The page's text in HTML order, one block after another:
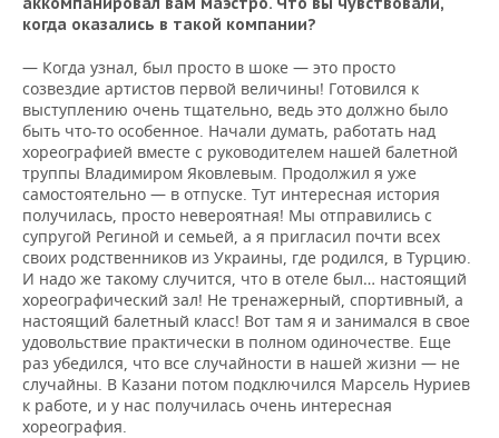
когда оказались в такой компании?
— Когда узнал, был просто в шоке — это просто
созвездие артистов первой величины! Готовился к
выступлению очень тщательно, ведь это должно было
быть что-то особенное. Начали думать, работать над
хореографией вместе с руководителем нашей балетной
труппы Владимиром Яковлевым. Продолжил я уже
самостоятельно — в отпуске. Тут интересная история
получилась, просто невероятная! Мы отправились с
супругой Региной и семьей, а я пригласил почти всех
своих родственников из Украины, где родился, в Турцию.
И надо же такому случится, что в отеле был… настоящий
хореографический зал! Не тренажерный, спортивный, а
настоящий балетный класс! Вот там я и занимался в свое
удовольствие практически в полном одиночестве. Еще
раз убедился, что все случайности в нашей жизни — не
случайны. В Казани потом подключился Марсель Нуриев
к работе, и у нас получилась очень интересная
хореография.